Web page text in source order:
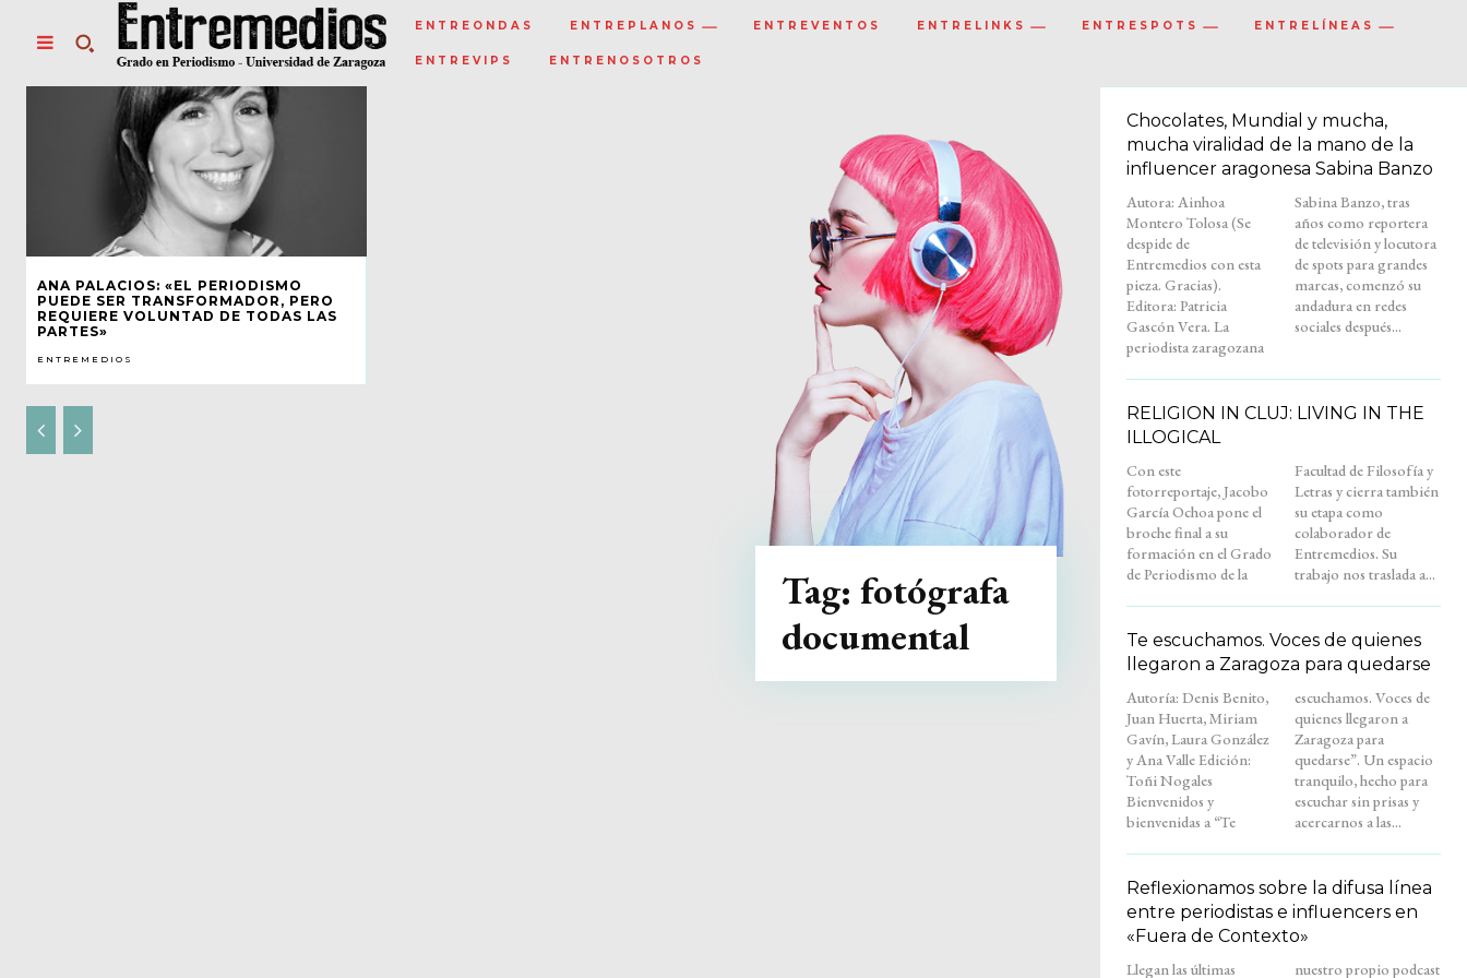
ENTREONDAS ENTREPLANOS ENTREVENTOS ENTRELINKS ENTRESPOTS ENTRELÍNEAS
ENTREVIPS ENTRENOSOTROS
ANA PALACIOS: «EL PERIODISMO
PUEDE SER TRANSFORMADOR, PERO
REQUIERE VOLUNTAD DE TODAS LAS
PARTES»
ENTREMEDIOS
Tag: fotógrafa
documental
Chocolates, Mundial y mucha,
mucha viralidad de la mano de la
influencer aragonesa Sabina Banzo
Autora: Ainhoa
Montero Tolosa (Se
despide de
Entremedios con esta
pieza. Gracias).
Editora: Patricia
Gascón Vera. La
periodista zaragozana
Sabina Banzo, tras
años como reportera
de televisión y locutora
de spots para grandes
marcas, comenzó su
andadura en redes
sociales después...
RELIGION IN CLUJ: LIVING IN THE
ILLOGICAL
Con este
fotorreportaje, Jacobo
García Ochoa pone el
broche final a su
formación en el Grado
de Periodismo de la
Facultad de Filosofía y
Letras y cierra también
su etapa como
colaborador de
Entremedios. Su
trabajo nos traslada a...
Te escuchamos. Voces de quienes
llegaron a Zaragoza para quedarse
Autoría: Denis Benito,
Juan Huerta, Miriam
Gavín, Laura González
y Ana Valle Edición:
Toñi Nogales
Bienvenidos y
bienvenidas a “Te
escuchamos. Voces de
quienes llegaron a
Zaragoza para
quedarse”. Un espacio
tranquilo, hecho para
escuchar sin prisas y
acercarnos a las...
Reflexionamos sobre la difusa línea
entre periodistas e influencers en
«Fuera de Contexto»
Llegan las últimas
nuestro propio podcast